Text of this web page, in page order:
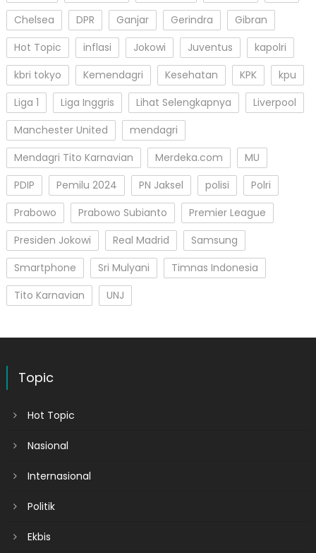
Chelsea
DPR Ganjar Gerindra
Gibran
Hot Topic
inflasi Jokowi Juventus
kapolri
kbri tokyo
Kemendagri Kesehatan KPK
kpu
Liga 1
Liga Inggris Lihat Selengkapnya
Liverpool
Manchester United
mendagri
Mendagri Tito Karnavian
Merdeka.com
MU
PDIP
Pemilu 2024 PN Jaksel polisi
Polri
Prabowo
Prabowo Subianto
Premier League
Presiden Jokowi
Real Madrid
Samsung
Smartphone
Sri Mulyani
Timnas Indonesia
Tito Karnavian
UNJ
Topic
Hot Topic
Nasional
Internasional
Politik
Ekbis